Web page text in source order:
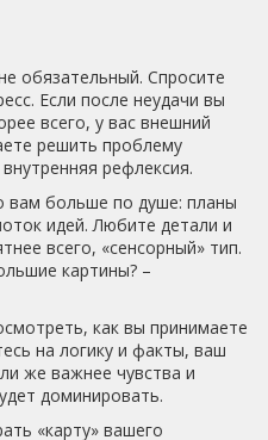
обязательный. Спросите
Если после неудачи вы
всего, у вас внешний
решить проблему
рефлексия.
вам больше по душе: планы
идей. Любите детали и
всего, «сенсорный» тип.
картины? –
как вы принимаете
на логику и факты, ваш
же важнее чувства и
доминировать.
«карту» вашего